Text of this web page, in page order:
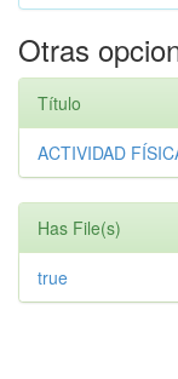
Otras
Título
ACTIVIDAD
Has File(s)
true